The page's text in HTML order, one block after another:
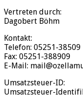
Vertreten durch:
Dagobert Böhm
Kontakt:
Telefon: 05251-38509
Fax: 05251-388909
E-Mail:
Umsatzsteuer-ID:
Umsatzsteuer-